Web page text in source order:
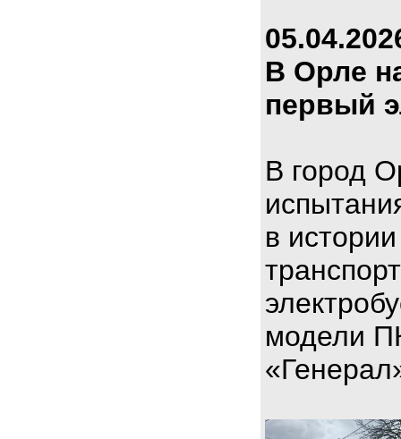
В Орле
первый
В город
в
модели